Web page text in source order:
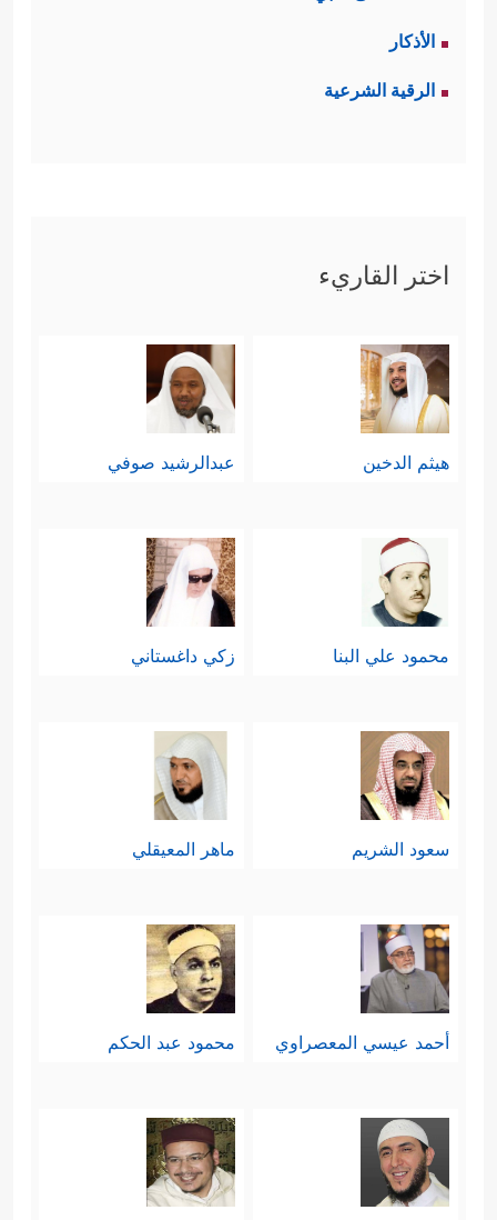
الأذكار
الرقية الشرعية
اختر القاريء
هيثم الدخين عبدالرشيد صوفي
محمود علي البنا زكي داغستاني
سعود الشريم ماهر المعيقلي
أحمد عيسي المعصراوي محمود عبد الحكم